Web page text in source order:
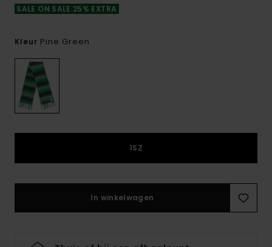
SALE ON SALE 25% EXTRA
Kleur Pine Green
1SZ
In winkelwagen